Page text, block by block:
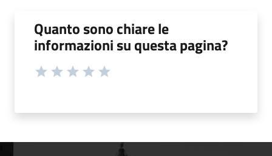
Quanto sono chiare le
informazioni su questa pagina?